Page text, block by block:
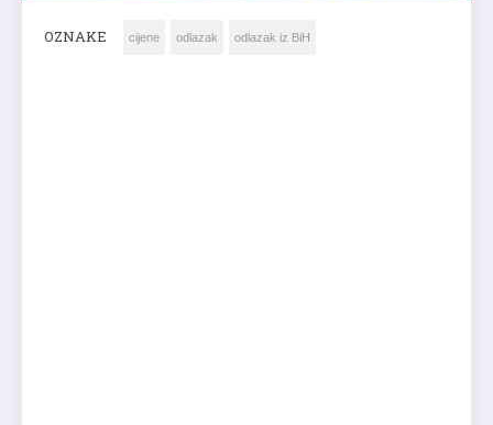
OZNAKE cijene odlazak odlazak iz BiH